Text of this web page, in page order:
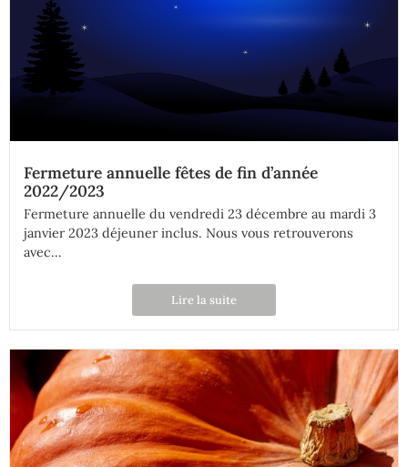
Fermeture annuelle fêtes de fin d’année
2022/2023
Fermeture annuelle du vendredi 23 décembre au mardi 3
janvier 2023 déjeuner inclus. Nous vous retrouverons
avec...
Lire la suite